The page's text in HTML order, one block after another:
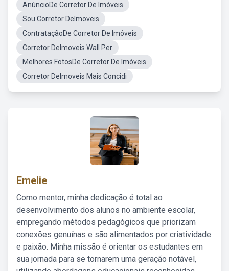
AnúncioDe Corretor De Imóveis
Sou Corretor DeImoveis
ContrataçãoDe Corretor De Imóveis
Corretor DeImoveis Wall Per
Melhores FotosDe Corretor De Imóveis
Corretor DeImoveis Mais Concidi
Emelie
Como mentor, minha dedicação é total ao
desenvolvimento dos alunos no ambiente escolar,
empregando métodos pedagógicos que priorizam
conexões genuínas e são alimentados por criatividade
e paixão. Minha missão é orientar os estudantes em
sua jornada para se tornarem uma geração notável,